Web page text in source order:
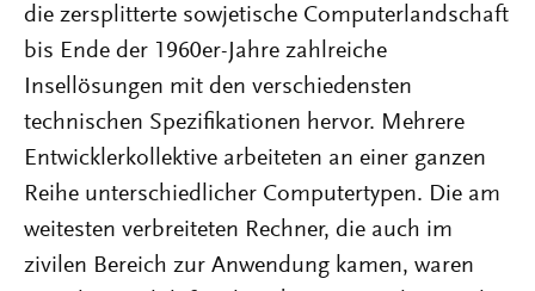
die zersplitterte sowjetische Computerlandschaft
bis Ende der 1960er-Jahre zahlreiche
Insellösungen mit den verschiedensten
technischen Spezifikationen hervor. Mehrere
Entwicklerkollektive arbeiteten an einer ganzen
Reihe unterschiedlicher Computertypen. Die am
weitesten verbreiteten Rechner, die auch im
zivilen Bereich zur Anwendung kamen, waren